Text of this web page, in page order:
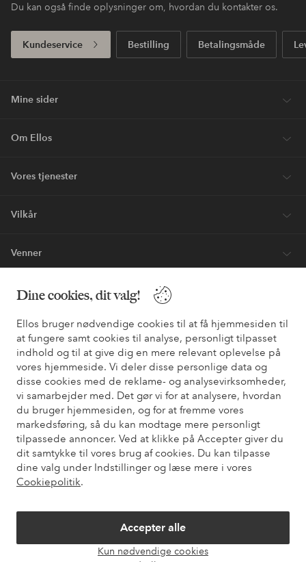
Dine cookies, dit valg!
Ellos bruger nødvendige cookies til at få hjemmesiden til
at fungere samt cookies til analyse, personligt tilpasset
indhold og til at give dig en mere relevant oplevelse på
vores hjemmeside. Vi deler disse personlige data og
disse cookies med de reklame- og analysevirksomheder,
vi samarbejder med. Det gør vi for at analysere, hvordan
du bruger hjemmesiden, og for at fremme vores
markedsføring, så du kan modtage mere personligt
tilpassede annoncer. Ved at klikke på Accepter giver du
dit samtykke til vores brug af cookies. Du kan tilpasse
dine valg under Indstillinger og læse mere i vores
Cookiepolitik.
Accepter alle
Kun nødvendige cookies
Du kan også finde oplysninger om, hvordan du kontakter os.
Kundeservice Bestilling Betalingsmåde
Mine sider
Om Ellos
Vores tjenester
Vilkår
Venner
Vil du vide mere om vores betalingsmuligheder?
elpy elpy
Danmark - Vælg land
Facebook Instagram Pinterest Youtube